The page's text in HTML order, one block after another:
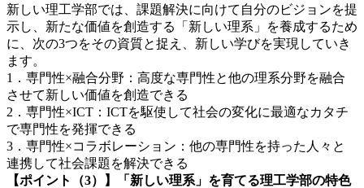
新しい理工学部では、課題解決に向けて自分のビジョンを提
示し、新たな価値を創造する「新しい理系」を養成するため
に、次の3つをその資質と捉え、新しい学びを実現していき
ます。
1．専門性×融合分野：高度な専門性と他の理系分野を融合
させて新しい価値を創造できる
2．専門性×ICT：ICTを駆使して社会の変化に最適なカタチ
で専門性を発揮できる
3．専門性×コラボレーション：他の専門性を持った人々と
連携して社会課題を解決できる
【ポイント（3）】「新しい理系」を育てる理工学部の特色